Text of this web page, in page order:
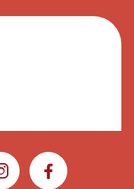
INSTAGRAMFACEBOOK